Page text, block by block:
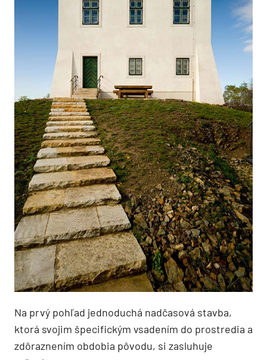
Na prvý pohľad jednoduchá nadčasová stavba,
ktorá svojim špecifickým vsadením do prostredia a
zdôraznením obdobia pôvodu, si zasluhuje